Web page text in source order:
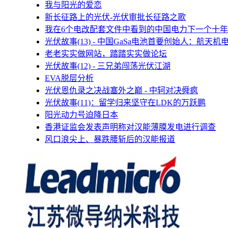
我与阳光的爱恋
新长征路上的光伏-光伏审批长征路之歌
我在6个电改配套文件中看到的中国电力下一个十年
光伏故事(13) - 中国GaSa电池首要创始人：航天机
老老实实做网站，踏踏实实做论坛
光伏故事(12) - 三兄弟闯荡光伏江湖
EVA脱层分析
光伏恩仇录之决战塞外之巅 - 中轲对决舜疯
光伏故事(11)：留学归来坚守在LDK的万跃鹏
阳光动力号迫降日本
香港证监会发表声明称对汉能薄膜发电进行调查
风口浪尖上、暴跌腰斩后的汉能报道